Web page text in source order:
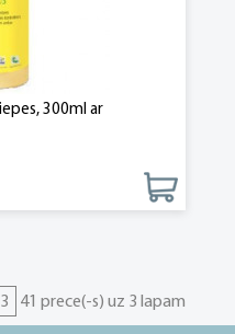
300ml ar
3 41 prece(-s) uz 3 lapam